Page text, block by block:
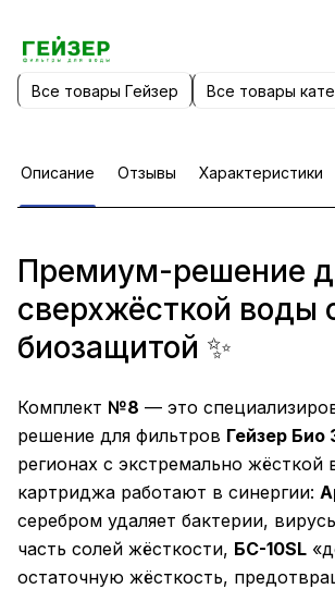
Все товары Гейзер Все товары
Описание Отзывы Характеристики
Премиум-решение
сверхжёсткой воды
биозащитой ✨
Комплект №8 — это
решение для фильтров Гейзер Био
регионах с экстремально жёсткой
картриджа работают в синергии:
серебром удаляет бактерии,
часть солей жёсткости, БС-10SL
остаточную жёсткость,